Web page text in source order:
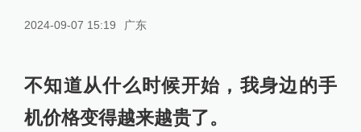
2024-09-07 15:19 广东
不知道从什么时候开始，我身边的手
机价格变得越来越贵了。